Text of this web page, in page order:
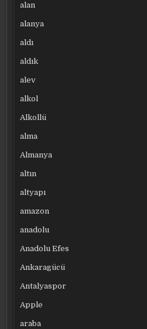
alan
alanya
aldı
aldık
alev
alkol
Alkollü
alma
Almanya
altın
altyapı
amazon
anadolu
Anadolu Efes
Ankaragücü
Antalyaspor
Apple
araba